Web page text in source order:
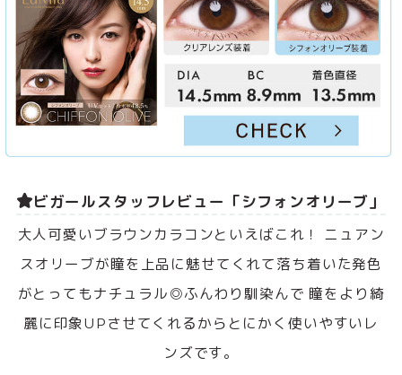
ビガールスタッフレビュー「シフォンオリーブ」
大人可愛いブラウンカラコンといえばこれ！ ニュアン
スオリーブが瞳を上品に魅せてくれて落ち着いた発色
がとってもナチュラル◎ふんわり馴染んで 瞳をより綺
麗に印象UPさせてくれるからとにかく使いやすいレ
ンズです。